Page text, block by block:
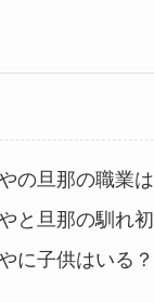
の旦那の職業は
と旦那の馴れ
に子供はいる？